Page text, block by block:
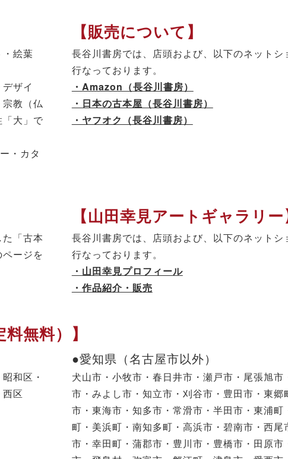
絵葉
ザイ
教（仏
大」で
・カタ
【販売について】
長谷川書房では、店頭および、以下のネットシ
行なっております。
・Amazon（長谷川書房）
・日本の古本屋（長谷川書房）
・ヤフオク（長谷川書房）
「古本
ージを
【山田幸見アートギャラリー
長谷川書房では、店頭および、以下のネットシ
行なっております。
・山田幸見プロフィール
・作品紹介・販売
無料）】
和区・
区
●愛知県（名古屋市以外）
犬山市・小牧市・春日井市・瀬戸市・尾張旭市
市・みよし市・知立市・刈谷市・豊田市・東郷
市・東海市・知多市・常滑市・半田市・東浦町
町・美浜町・南知多町・高浜市・碧南市・西尾
市・幸田町・蒲郡市・豊川市・豊橋市・田原市